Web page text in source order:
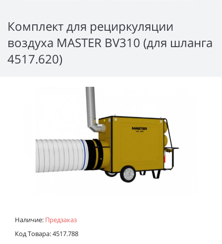
Комплект для рециркуляции
воздуха MASTER BV310 (для шланга
4517.620)
Наличие: Предзаказ
Код Товара: 4517.788